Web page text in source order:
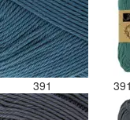
391